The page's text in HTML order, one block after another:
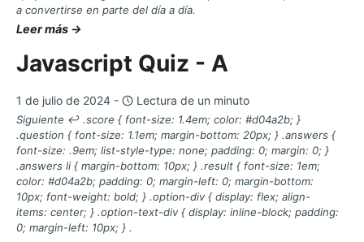
a convertirse en parte del día a día.
Leer más →
Javascript Quiz - A
1 de julio de 2024 - Lectura de un minuto
Siguiente ↩ .score { font-size: 1.4em; color: #d04a2b; }
.question { font-size: 1.1em; margin-bottom: 20px; } .answers {
font-size: .9em; list-style-type: none; padding: 0; margin: 0; }
.answers li { margin-bottom: 10px; } .result { font-size: 1em;
color: #d04a2b; padding: 0; margin-left: 0; margin-bottom:
10px; font-weight: bold; } .option-div { display: flex; align-
items: center; } .option-text-div { display: inline-block; padding:
0; margin-left: 10px; } .